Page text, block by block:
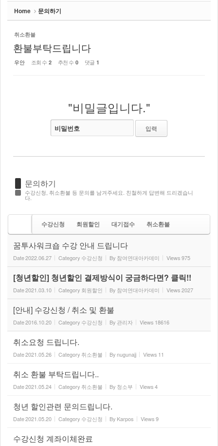
Home 문의하기
취소환불
환불부탁드립니다
우안 조회 수 2 추천 수 0 댓글 1
"비밀글입니다."
비밀번호
문의하기
수강신청, 취소환불 등 문의를 남겨주세요. 친철하게 답변해 드리겠습니
다.
수강신청 회원할인 대기접수
취소환불
꿈투사워크숍 수강 안내 드립니다
Date2022.06.27 Category 수강신청 By 참여연대아카데미 Views975
[청년할인] 청년할인 결제방식이 궁금하다면? 클릭!!
Date2021.03.10 Category 회원할인 By 참여연대아카데미 Views2027
[안내] 수강신청 / 취소 및 환불
Date2016.10.20 Category 수강신청 By 관리자 Views 18616
취소요청 드립니다.
Date2021.05.26 Category 취소환불 Bynugunajj Views 11
취소 환불 부탁드립니다..
Date2021.05.24 Category 취소환불 By 청소부 Views4
청년 할인관련 문의드립니다.
Date2021.05.20 Category 수강신청 By Karpos Views9
수강신청 계좌이체완료